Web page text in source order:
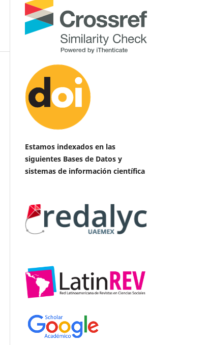
Estamos indexados en las
siguientes Bases de Datos y
sistemas de información científica